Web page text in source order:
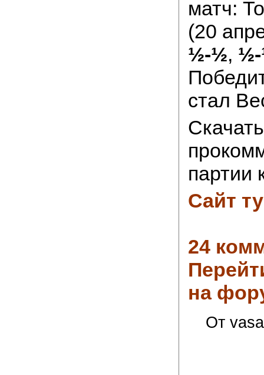
матч:
(20
½-½,
стал
Скачать
партии
Сайт
24
на
От